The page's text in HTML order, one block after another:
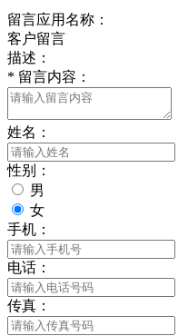
留言应用名称：
客户留言
描述：
* 留言内容：
姓名：
性别：
男
女
手机：
电话：
传真：